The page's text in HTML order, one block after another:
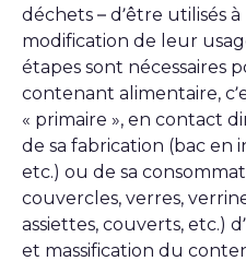
déchets – d’être utilisés
modification de leur
étapes sont nécessaires
contenant alimentaire,
« primaire », en contact
de sa fabrication (bac en
etc.) ou de sa
couvercles, verres,
assiettes, couverts, etc.)
et massification du